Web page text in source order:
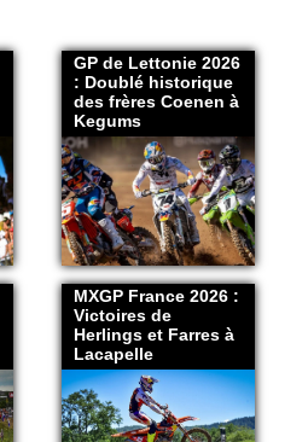
GP de Lettonie 2026
: Doublé historique
des frères Coenen à
Kegums
MXGP France 2026 :
Victoires de
Herlings et Farres à
Lacapelle